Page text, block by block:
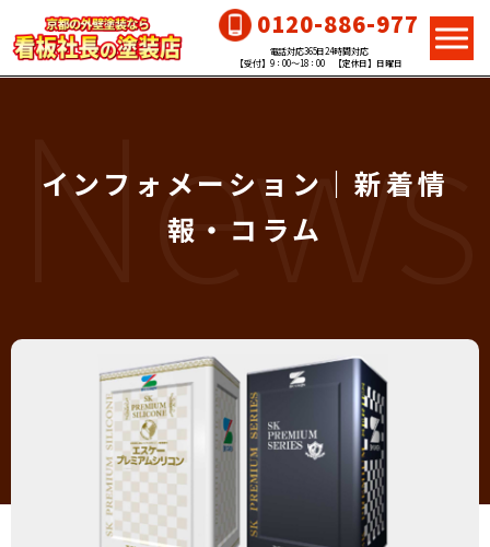
0120-886-977
電話対応365日24時間対応
【受付】9：00～18：00 【定休日】日曜日
News
インフォメーション｜新着情
報・コラム